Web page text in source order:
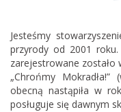
Jesteśmy
przyrody od 2001
zarejestrowane zostało
„Chrońmy
obecną nastąpiła w
posługuje się dawnym